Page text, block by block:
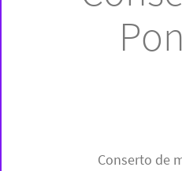
Conserto de